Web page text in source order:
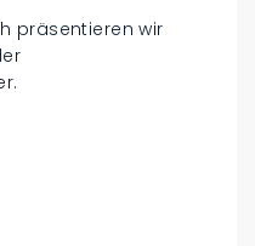
präsentieren wir